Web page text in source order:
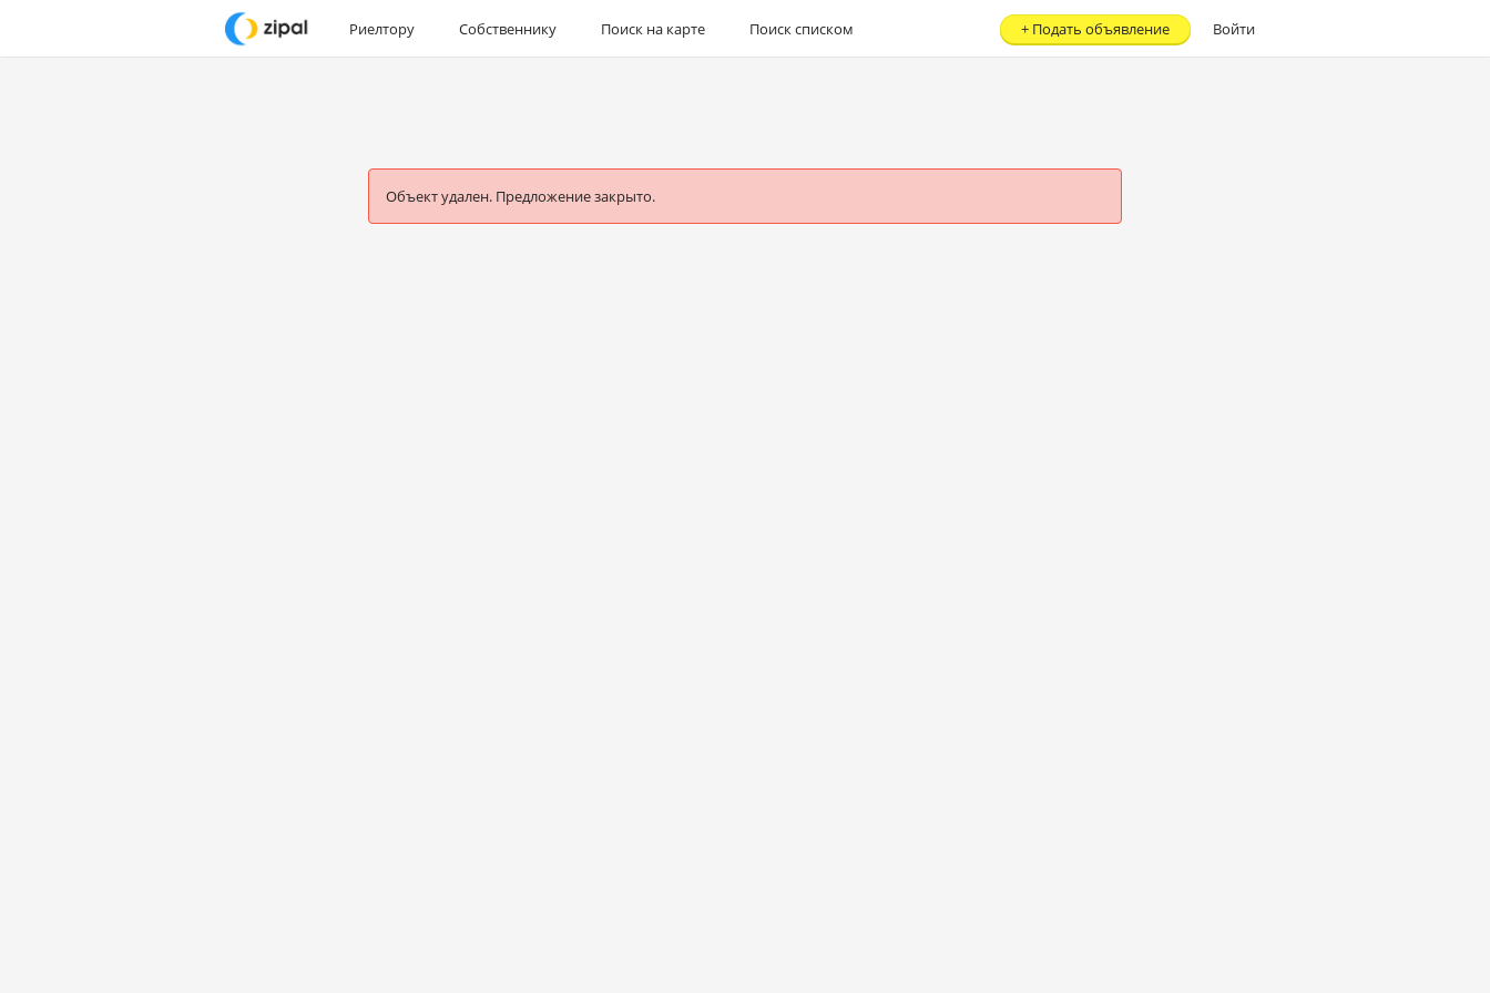
Риелтору Собственнику Поиск на карте Поиск списком Войти
+ Подать объявление
Объект удален. Предложение закрыто.